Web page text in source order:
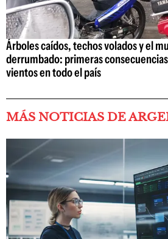
Árboles caídos, techos volados y el
derrumbado: primeras
vientos en todo el país
MÁS NOTICIAS DE